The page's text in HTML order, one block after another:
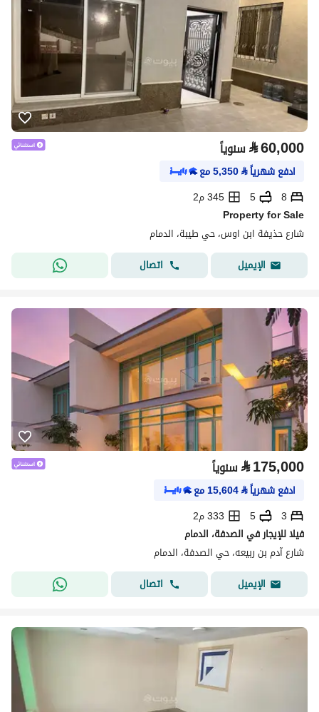
⃁60,000 سنوياً
ادفع شهرياً⃁
5,350مع
8
5
345 م2
Property for Sale
شارع حذيفة ابن اوس، حي طيبة، الدمام
الإيميل
اتصال
⃁175,000 سنوياً
ادفع شهرياً⃁
15,604مع
3
5
333 م2
فيلا للإيجار في الصدفة، الدمام
شارع آدم بن ربيعه، حي الصدفة، الدمام
الإيميل
اتصال